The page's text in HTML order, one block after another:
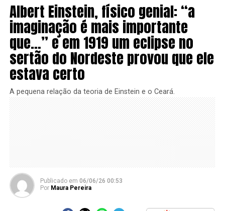
Albert Einstein, físico genial: “a
imaginação é mais importante
que…” e em 1919 um eclipse no
sertão do Nordeste provou que ele
estava certo
A pequena relação da teoria de Einstein e o Ceará.
Publicado em 06/06/26 00:53
Por Maura Pereira